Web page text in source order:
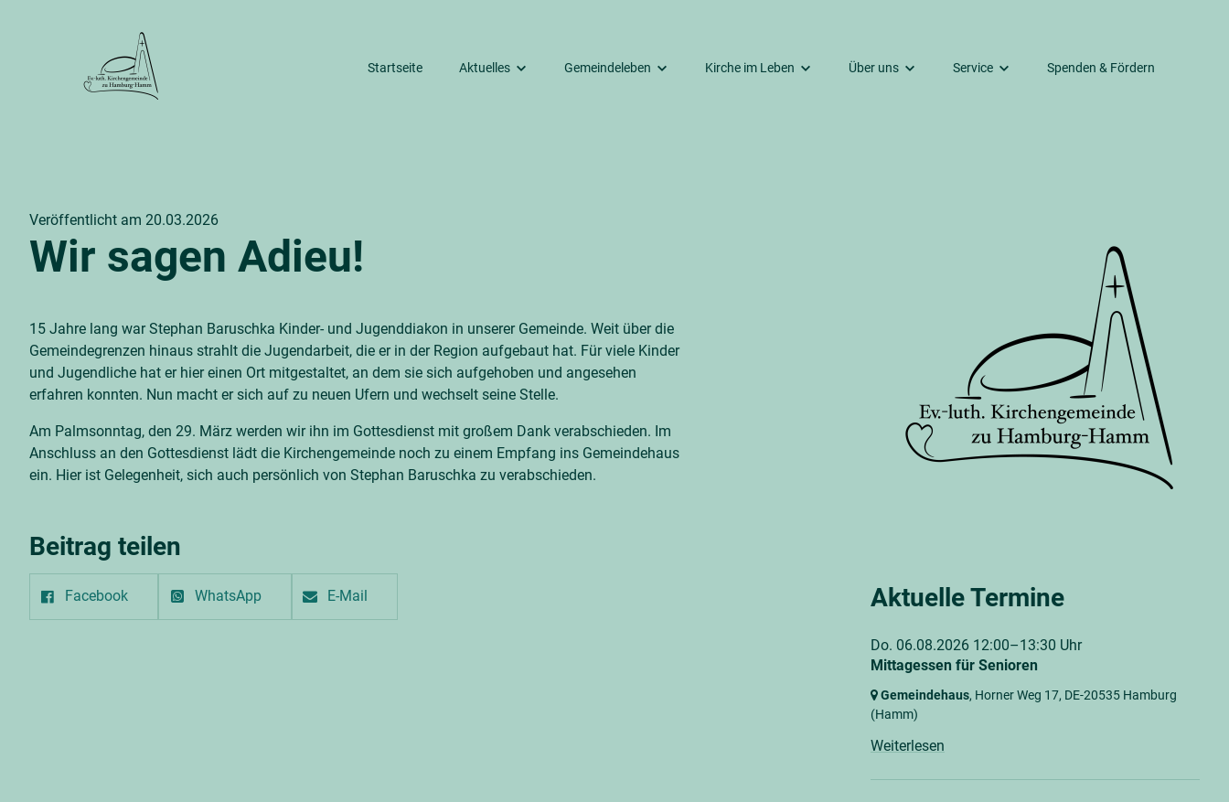
Startseite Aktuelles Gemeindeleben Kirche im Leben Über uns Service Spenden & Fördern
Veröffentlicht am 20.03.2026
Wir sagen Adieu!
15 Jahre lang war Stephan Baruschka Kinder- und Jugenddiakon in unserer Gemeinde. Weit über die
Gemeindegrenzen hinaus strahlt die Jugendarbeit, die er in der Region aufgebaut hat. Für viele Kinder
und Jugendliche hat er hier einen Ort mitgestaltet, an dem sie sich aufgehoben und angesehen
erfahren konnten. Nun macht er sich auf zu neuen Ufern und wechselt seine Stelle.
Am Palmsonntag, den 29. März werden wir ihn im Gottesdienst mit großem Dank verabschieden. Im
Anschluss an den Gottesdienst lädt die Kirchengemeinde noch zu einem Empfang ins Gemeindehaus
ein. Hier ist Gelegenheit, sich auch persönlich von Stephan Baruschka zu verabschieden.
Beitrag teilen
Facebook WhatsApp E-Mail Aktuelle Termine
Do. 06.08.2026 12:00–13:30 Uhr
Mittagessen für Senioren
Gemeindehaus, Horner Weg 17, DE-20535 Hamburg
(Hamm)
Weiterlesen